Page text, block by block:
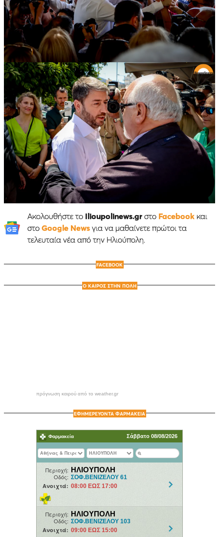
Ακολουθήστε το Ilioupolinews.grστο Facebookκαι
στο Google Newsγια να μαθαίνετε πρώτοι τα
τελευταία νέα από την Ηλιούπολη.
FACEBOOK
Ο ΚΑΙΡΟΣ ΣΤΗΝ ΠΟΛΗ
πρόγνωση καιρού από το weather.gr
ΕΦΗΜΕΡΕΥΟΝΤΑ ΦΑΡΜΑΚΕΙΑ